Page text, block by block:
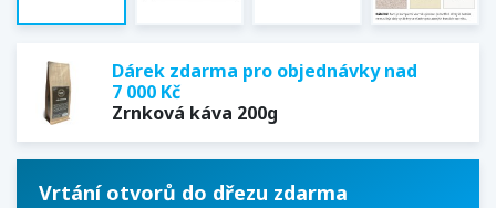
Dárek zdarma pro objednávky nad
7 000 Kč
Zrnková káva 200g
Vrtání otvorů do dřezu zdarma